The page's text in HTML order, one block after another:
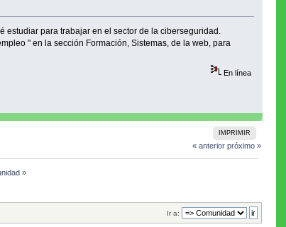
estudiar para trabajar en el sector de la ciberseguridad.
" en la sección Formación, Sistemas, de la web, para
En línea
IMPRIMIR
« anterior próximo »
»
Ir a: